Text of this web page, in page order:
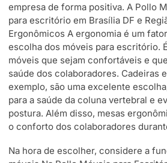
empresa de forma positiva. A Pollo
para escritório em Brasília DF e
Ergonômicos A ergonomia é um
escolha dos móveis para escritório.
móveis que sejam confortáveis e
saúde dos colaboradores. Cadeiras
exemplo, são uma excelente
para a saúde da coluna vertebral e
postura. Além disso, mesas
o conforto dos colaboradores
Na hora de escolher, considere a